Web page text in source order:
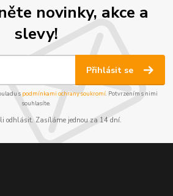
novinky, akce a
slevy!
Přihlásit se
s podmínkami ochrany soukromí. Potvrzením s nimi
souhlasíte.
odhlásit. Zasíláme jednou za 14 dní.